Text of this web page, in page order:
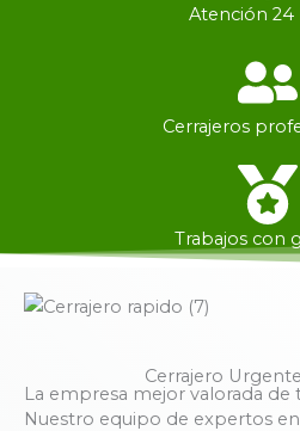
Atención 24
Cerrajeros
Trabajos con
Cerrajero
La empresa mejor valorada de
Nuestro equipo de expertos